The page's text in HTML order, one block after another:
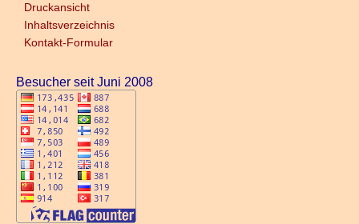
Druckansicht
Inhaltsverzeichnis
Kontakt-Formular
Besucher seit Juni 2008